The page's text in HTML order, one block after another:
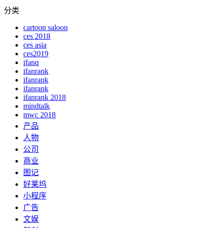
分类
cartoon saloon
ces 2018
ces asia
ces2019
ifanq
ifanrank
ifanrank
ifanrank
ifanrank 2018
mindtalk
mwc 2018
产品
人物
公司
商业
图记
好莱坞
小程序
广告
文娱